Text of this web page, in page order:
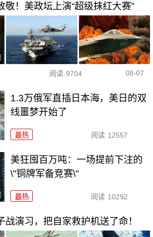
敬！美政坛上演“超级抹红大赛”
阅读 9704 08-07
1.3万俄军直插日本海，美日的双
线噩梦开始了
最热 阅读 12557
美狂囤百万吨：一场提前下注的
\"铜牌军备竞赛\"
最热 阅读 10292
战演习，把自家救护机送了命！